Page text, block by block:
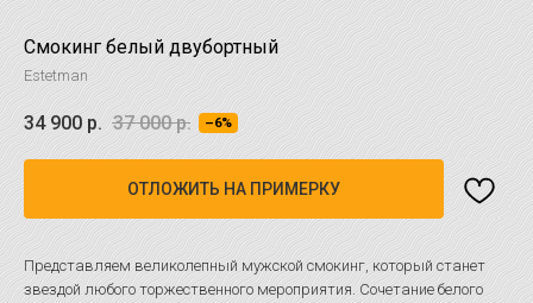
Смокинг белый двубортный
Estetman
34 900 р. 37 000 р. –6%
ОТЛОЖИТЬ НА ПРИМЕРКУ
Представляем великолепный мужской смокинг, который станет
звездой любого торжественного мероприятия. Сочетание белого